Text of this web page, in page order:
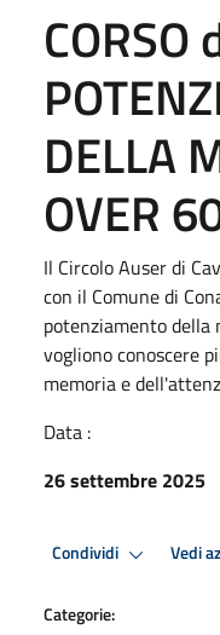
CORSO
DELLA
OVER
Il Circolo Auser di
con il Comune di
potenziamento della
vogliono conoscere
memoria e
Data :
26 settembre 2025
Condividi Vedi
Categorie: